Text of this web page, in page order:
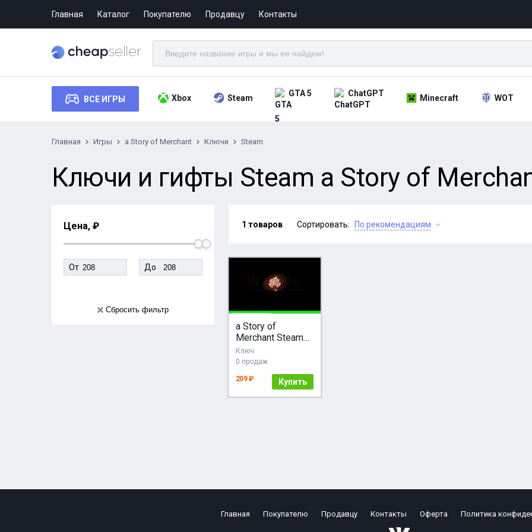
Главная Каталог Покупателю Продавцу Контакты
ВСЕ ИГРЫ Xbox Steam GTA 5 ChatGPT Minecraft WOT
Главная Игры a Story of Merchant Ключи Steam
Ключи и гифты Steam a Story of
Цена, ₽
От До
Сбросить фильтр
1 товаров Сортировать: По рекомендациям
a Story of
Merchant Steam
КЛЮЧ GLOBAL
Ключ
0 продаж
209 ₽ Купить
Главная Покупателю Продавцу Контакты Оферта Политика